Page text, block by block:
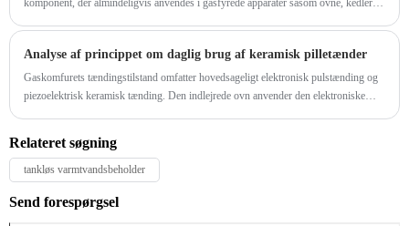
komponent, der almindeligvis anvendes i gasfyrede apparater såsom ovne, kedler,
luftblandingen og starte forbrændingsprocessen.
Analyse af princippet om daglig brug af keramisk pilletænder
Gaskomfurets tændingstilstand omfatter hovedsageligt elektronisk pulstænding og
piezoelektrisk keramisk tænding. Den indlejrede ovn anvender den elektroniske
Relateret søgning
tankløs varmtvandsbeholder
Send forespørgsel